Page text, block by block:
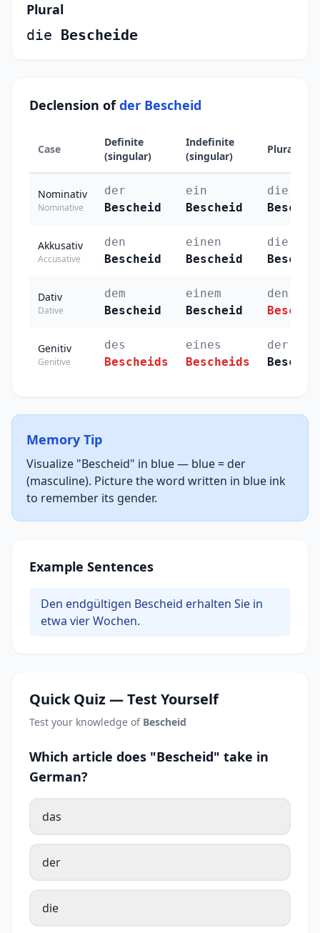
Plural
die Bescheide
Declension ofder Bescheid
Case
Definite
(singular)
Indefinite
(singular)
Plural
Nominativ
Nominative
der
Bescheid
ein
Bescheid
die
Akkusativ
Accusative
den
Bescheid
einen
Bescheid
die
Dativ
Dative
dem
Bescheid
einem
Bescheid
den
Genitiv
Genitive
des
Bescheids
eines
Bescheids
der
Memory Tip
Visualize "Bescheid" in blue — blue = der
(masculine). Picture the word written in blue ink
to remember its gender.
Example Sentences
Den endgültigen Bescheid erhalten Sie in
etwa vier Wochen.
Quick Quiz — Test Yourself
Test your knowledge of Bescheid
Which article does "Bescheid" take in
German?
das
der
die